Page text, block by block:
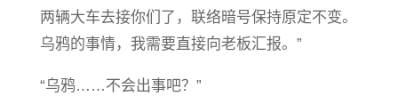
两辆大车去接你们了，联络暗号保持原定不变。
乌鸦的事情，我需要直接向老板汇报。”
“乌鸦……不会出事吧？”